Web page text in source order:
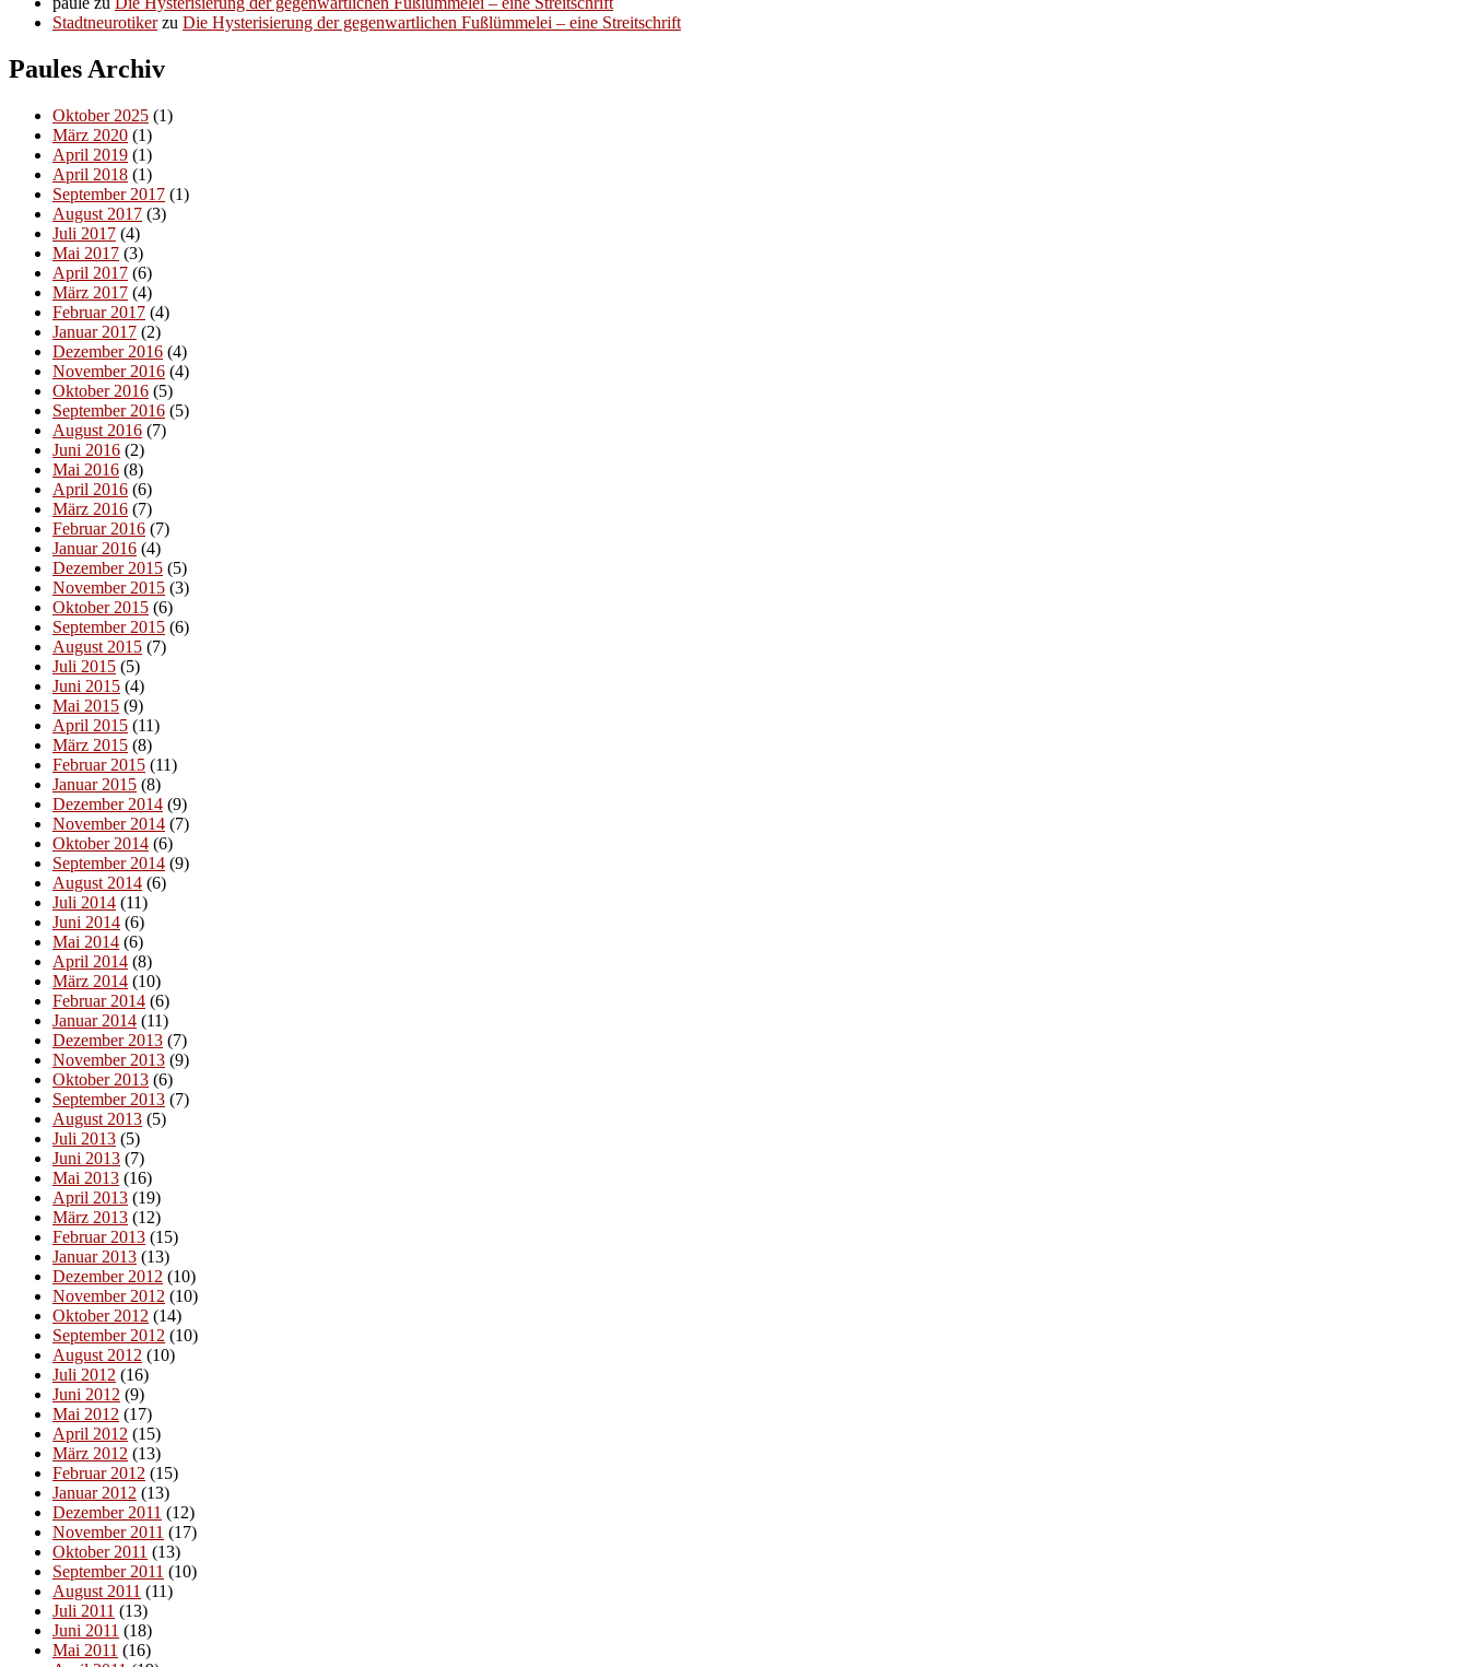
Stadtneurotikerzu Die Hysterisierung der gegenwartlichen Fußlümmelei – eine Streitschrift
Paules Archiv
Oktober 2025 (1)
März 2020 (1)
April 2019 (1)
April 2018 (1)
September 2017 (1)
August 2017 (3)
Juli 2017 (4)
Mai 2017 (3)
April 2017 (6)
März 2017 (4)
Februar 2017 (4)
Januar 2017 (2)
Dezember 2016 (4)
November 2016 (4)
Oktober 2016 (5)
September 2016 (5)
August 2016 (7)
Juni 2016 (2)
Mai 2016 (8)
April 2016 (6)
März 2016 (7)
Februar 2016 (7)
Januar 2016 (4)
Dezember 2015 (5)
November 2015 (3)
Oktober 2015 (6)
September 2015 (6)
August 2015 (7)
Juli 2015 (5)
Juni 2015 (4)
Mai 2015 (9)
April 2015 (11)
März 2015 (8)
Februar 2015 (11)
Januar 2015 (8)
Dezember 2014 (9)
November 2014 (7)
Oktober 2014 (6)
September 2014 (9)
August 2014 (6)
Juli 2014 (11)
Juni 2014 (6)
Mai 2014 (6)
April 2014 (8)
März 2014 (10)
Februar 2014 (6)
Januar 2014 (11)
Dezember 2013 (7)
November 2013 (9)
Oktober 2013 (6)
September 2013 (7)
August 2013 (5)
Juli 2013 (5)
Juni 2013 (7)
Mai 2013 (16)
April 2013 (19)
März 2013 (12)
Februar 2013 (15)
Januar 2013 (13)
Dezember 2012 (10)
November 2012 (10)
Oktober 2012 (14)
September 2012 (10)
August 2012 (10)
Juli 2012 (16)
Juni 2012 (9)
Mai 2012 (17)
April 2012 (15)
März 2012 (13)
Februar 2012 (15)
Januar 2012 (13)
Dezember 2011 (12)
November 2011 (17)
Oktober 2011 (13)
September 2011 (10)
August 2011 (11)
Juli 2011 (13)
Juni 2011 (18)
Mai 2011 (16)